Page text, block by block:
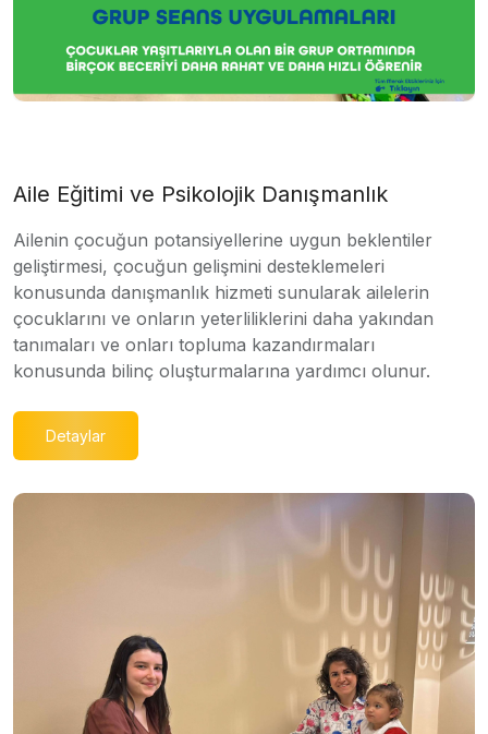
Aile Eğitimi ve Psikolojik Danışmanlık
Ailenin çocuğun potansiyellerine uygun beklentiler
geliştirmesi, çocuğun gelişmini desteklemeleri
konusunda danışmanlık hizmeti sunularak ailelerin
çocuklarını ve onların yeterliliklerini daha yakından
tanımaları ve onları topluma kazandırmaları
konusunda bilinç oluşturmalarına yardımcı olunur.
Detaylar